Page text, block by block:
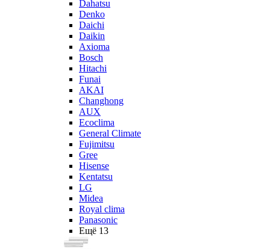
Dahatsu
Denko
Daichi
Daikin
Axioma
Bosch
Hitachi
Funai
AKAI
Changhong
AUX
Ecoclima
General Climate
Fujimitsu
Gree
Hisense
Kentatsu
LG
Midea
Royal clima
Panasonic
Ещё 13